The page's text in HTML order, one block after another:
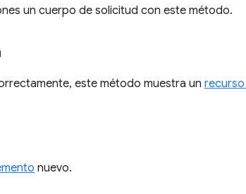
un cuerpo de solicitud con este método.
este método muestra un
nuevo.